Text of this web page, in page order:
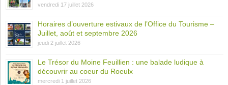
vendredi 17 juillet 2026
Horaires d’ouverture estivaux de l’Office du Tourisme –
Juillet, août et septembre 2026
jeudi 2 juillet 2026
Le Trésor du Moine Feuillien : une balade ludique à
découvrir au coeur du Roeulx
mercredi 1 juillet 2026